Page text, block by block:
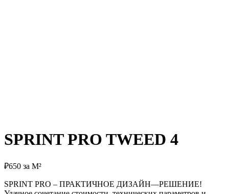
SPRINT PRO TWEED 4
₽650 за М²
SPRINT PRO – ПРАКТИЧНОЕ ДИЗАЙН—РЕШЕНИЕ!